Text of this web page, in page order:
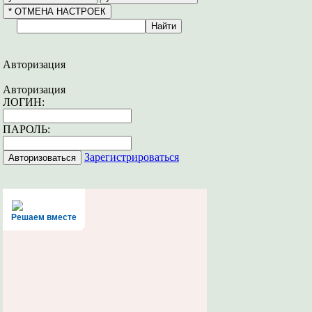
Авторизация
Авторизация
ЛОГИН:
ПАРОЛЬ:
Зарегистрироваться
Решаем вместе